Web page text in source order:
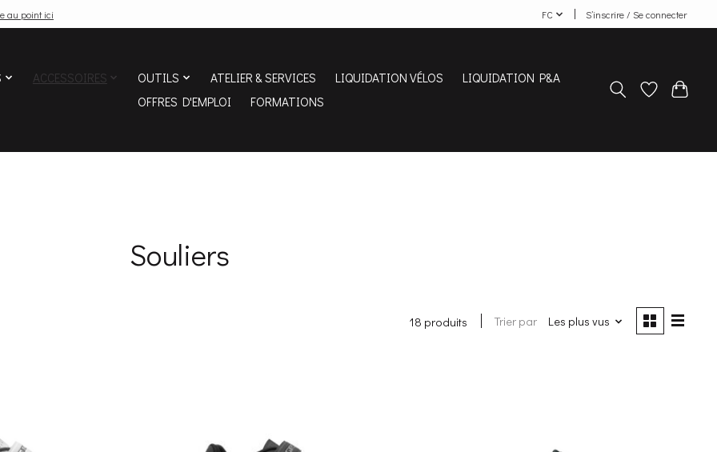
au point ici FC S’inscrire / Se connecter
ACCESSOIRES OUTILS ATELIER & SERVICES LIQUIDATION VÉLOS
LIQUIDATION P&A
OFFRES D'EMPLOI
FORMATIONS
Souliers
18 produits Trier par Les plus vus